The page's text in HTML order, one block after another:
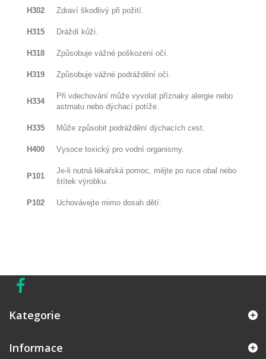
H302 Zdraví škodlivý při požití.
H315 Dráždí kůži.
H318 Způsobuje vážné poškození očí.
H319 Způsobuje vážné podráždění očí.
H334
Při vdechování může vyvolat příznaky alergie nebo
astmatu nebo dýchací potíže.
H335 Může způsobit podráždění dýchacích cest.
H400 Vysoce toxický pro vodní organismy.
P101
Je-li nutná lékařská pomoc, mějte po ruce obal nebo
štítek výrobku.
P102 Uchovávejte mimo dosah dětí.
Kategorie
Informace